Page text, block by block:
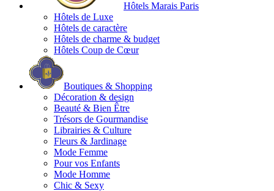
Hôtels Marais Paris
Hôtels de Luxe
Hôtels de caractère
Hôtels de charme & budget
Hôtels Coup de Cœur
Boutiques & Shopping
Décoration & design
Beauté & Bien Être
Trésors de Gourmandise
Librairies & Culture
Fleurs & Jardinage
Mode Femme
Pour vos Enfants
Mode Homme
Chic & Sexy